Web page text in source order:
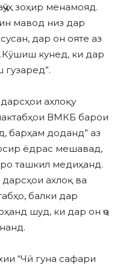
зоҳир менамояд.
мавод низ дар
дар он ояте аз
кунед, ки дар
дарсҳои ахлоқу
ВМКБ барои
барҳам доданд” аз
ёдрас мешавад,
ташкил медиҳанд.
ахлоқ ва
балки дар
шуд, ки дар он ҷо
“Чӣ гуна сафари